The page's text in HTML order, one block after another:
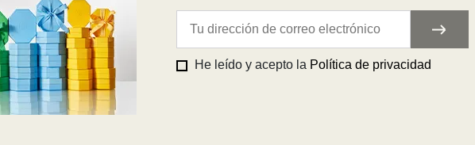
He leído y acepto la Política de privacidad